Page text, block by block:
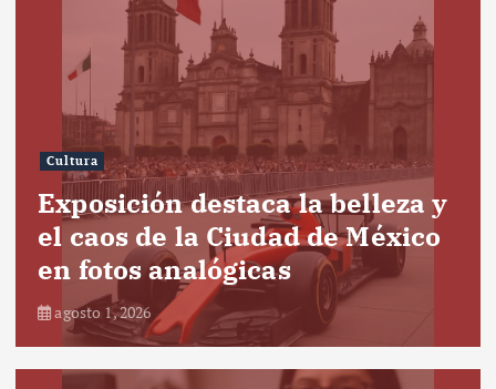
Cultura
Exposición destaca la belleza y
el caos de la Ciudad de México
en fotos analógicas
agosto 1, 2026